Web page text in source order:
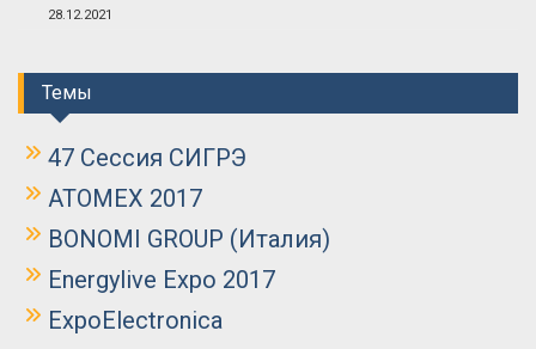
28.12.2021
Темы
47 Сессия СИГРЭ
ATOMEX 2017
BONOMI GROUP (Италия)
Energylive Expo 2017
ExpoElectronica